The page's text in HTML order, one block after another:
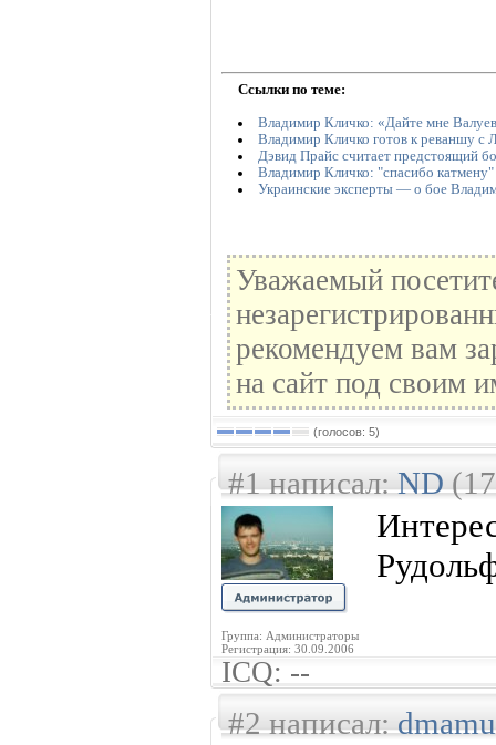
Ссылки по теме:
Владимир Кличко: «Дайте мне
Владимир Кличко готов к реваншу с
Дэвид Прайс считает предстоящий
Владимир Кличко: "спасибо катмену"
Украинские эксперты — о бое
Уважаемый
рекомендуем вам
на сайт под своим
(голосов: 5)
#1 написал:ND
Группа: Администраторы
Регистрация: 30.09.2006
ICQ: --
#2 написал: